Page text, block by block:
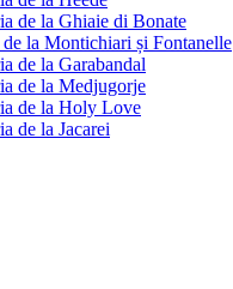
de la Ghiaie di Bonate
la Montichiari și Fontanelle
de la Garabandal
de la Medjugorje
de la Holy Love
de la Jacarei